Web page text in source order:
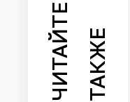
ЧИТАЙТЕ ТАКЖЕ